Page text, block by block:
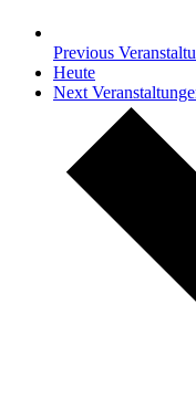
Previous
Heute
Next